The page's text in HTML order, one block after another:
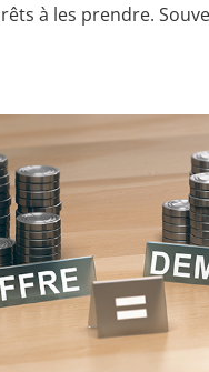
à les prendre.